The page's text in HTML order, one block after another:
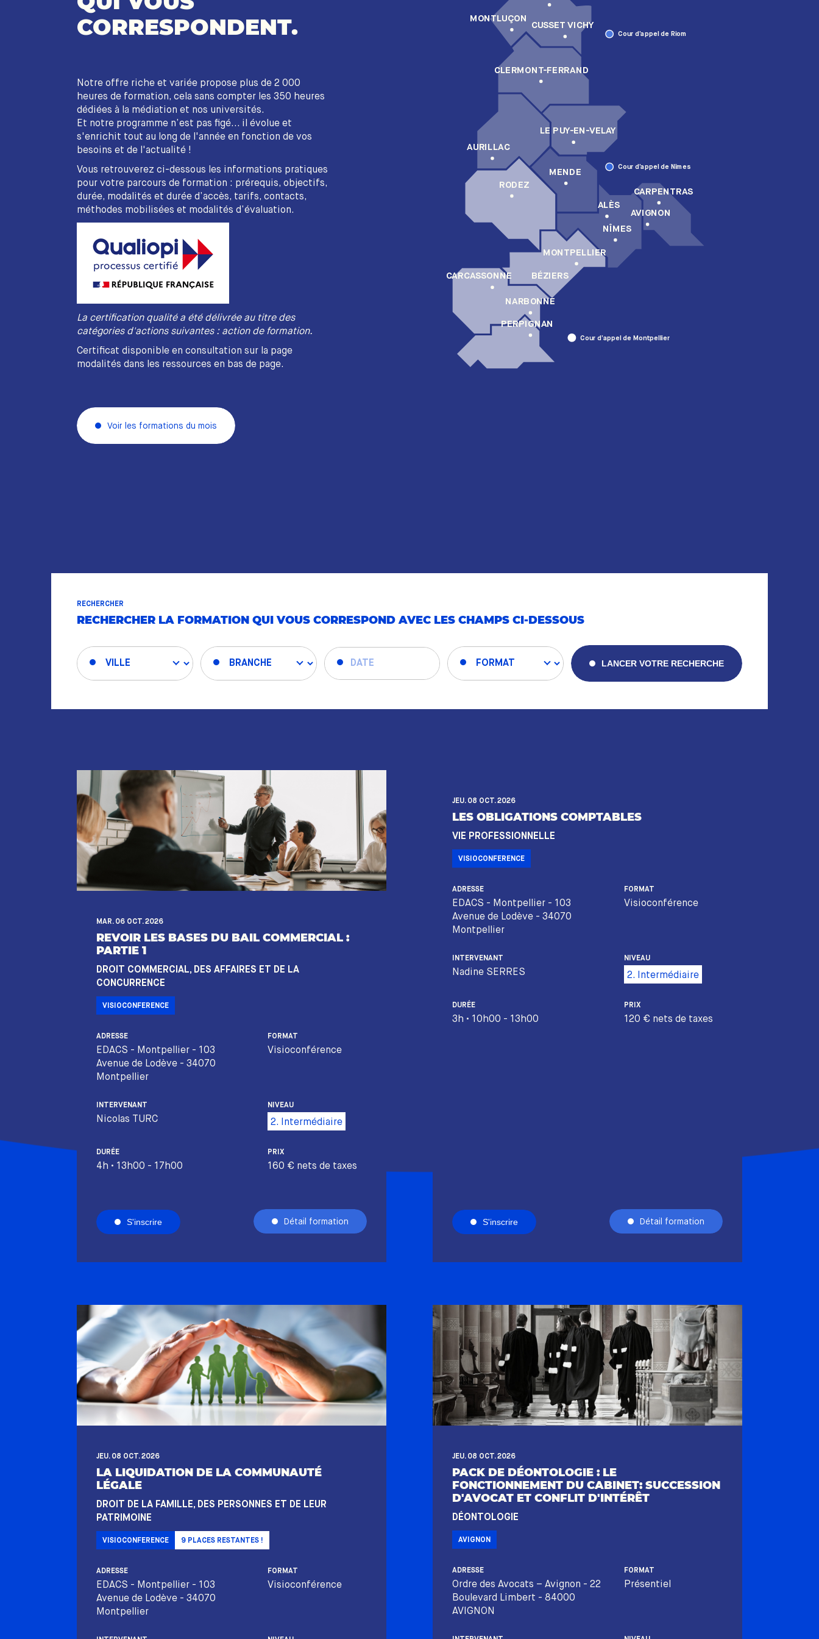
Cour d’appel de Riom
Cour d’appel de Nîmes
Cour d’appel de Montpellier
MONTPELLIER
NÎMES
ALÈS
AVIGNON
CARPENTRAS
MENDE
RODEZ
AURILLAC
LE PUY-EN-VELAY
CLERMONT-FERRAND
MONTLUÇON
CUSSET VICHY
BÉZIERS
NARBONNE
CARCASSONNE
PERPIGNAN
CORRESPONDENT.
Notre offre riche et variée propose plus de 2 000
heures de formation, cela sans compter les 350 heures
dédiées à la médiation et nos universités.
Et notre programme n’est pas figé... il évolue et
s'enrichit tout au long de l'année en fonction de vos
besoins et de l'actualité !
Vous retrouverez ci-dessous les informations pratiques
pour votre parcours de formation : prérequis, objectifs,
durée, modalités et durée d’accès, tarifs, contacts,
méthodes mobilisées et modalités d’évaluation.
La certification qualité a été délivrée au titre des
catégories d'actions suivantes : action de formation.
Certificat disponible en consultation sur la page
modalités dans les ressources en bas de page.
Voir les formations du mois
RECHERCHER
RECHERCHER LA FORMATION QUI VOUS CORRESPOND AVEC LES CHAMPS CI-DESSOUS
LANCER VOTRE RECHERCHE
MAR. 06 OCT. 2026
REVOIR LES BASES DU BAIL COMMERCIAL :
PARTIE 1
DROIT COMMERCIAL, DES AFFAIRES ET DE LA
CONCURRENCE
VISIOCONFERENCE
ADRESSE
EDACS - Montpellier - 103
Avenue de Lodève - 34070
Montpellier
FORMAT
Visioconférence
INTERVENANT
Nicolas TURC
NIVEAU
2. Intermédiaire
DURÉE
4h • 13h00 - 17h00
PRIX
160 € nets de taxes
S'inscrire Détail formation
JEU. 08 OCT. 2026
LES OBLIGATIONS COMPTABLES
VIE PROFESSIONNELLE
VISIOCONFERENCE
ADRESSE
EDACS - Montpellier - 103
Avenue de Lodève - 34070
Montpellier
FORMAT
Visioconférence
INTERVENANT
Nadine SERRES
NIVEAU
2. Intermédiaire
DURÉE
3h • 10h00 - 13h00
PRIX
120 € nets de taxes
S'inscrire Détail formation
JEU. 08 OCT. 2026
LA LIQUIDATION DE LA COMMUNAUTÉ
LÉGALE
DROIT DE LA FAMILLE, DES PERSONNES ET DE LEUR
PATRIMOINE
VISIOCONFERENCE 9PLACES RESTANTES !
ADRESSE
EDACS - Montpellier - 103
Avenue de Lodève - 34070
Montpellier
FORMAT
Visioconférence
JEU. 08 OCT. 2026
PACK DE DÉONTOLOGIE : LE
FONCTIONNEMENT DU CABINET: SUCCESSION
D'AVOCAT ET CONFLIT D'INTÉRÊT
DÉONTOLOGIE
AVIGNON
ADRESSE
Ordre des Avocats – Avignon - 22
Boulevard Limbert - 84000
AVIGNON
FORMAT
Présentiel